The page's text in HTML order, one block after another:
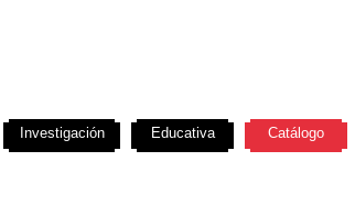
Investigación Educativa Catálogo